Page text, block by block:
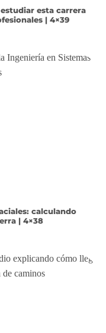
esta carrera
| 4×39
calculando
| 4×38